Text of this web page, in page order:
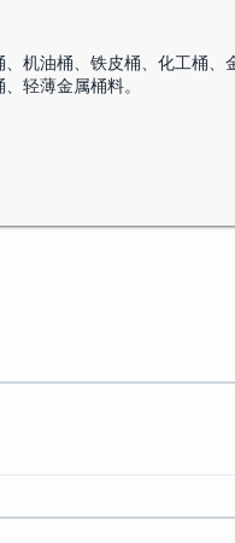
、机油桶、铁皮桶、化工桶、
轻薄金属桶料。